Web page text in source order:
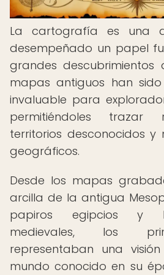
La cartografía es una
desempeñado un papel
grandes descubrimientos
mapas antiguos han
invaluable para
permitiéndoles trazar
territorios desconocidos y
geográficos.
Desde los mapas
arcilla de la antigua
papiros egipcios y
medievales, los
representaban una
mundo conocido en su